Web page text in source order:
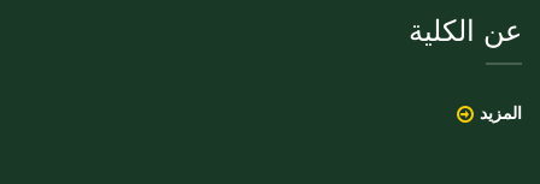
عن الكلية
المزيد